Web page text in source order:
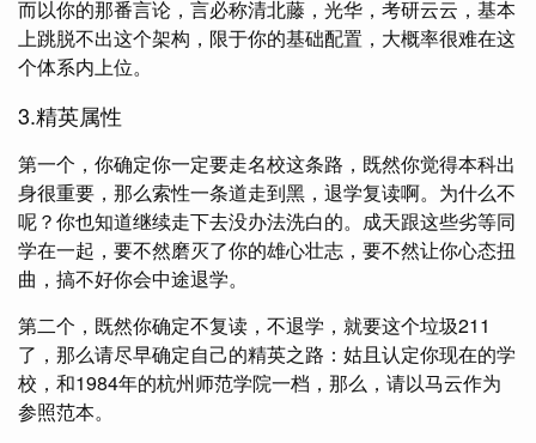
而以你的那番言论，言必称清北藤，光华，考研云云，基本
上跳脱不出这个架构，限于你的基础配置，大概率很难在这
个体系内上位。
3.精英属性
第一个，你确定你一定要走名校这条路，既然你觉得本科出
身很重要，那么索性一条道走到黑，退学复读啊。为什么不
呢？你也知道继续走下去没办法洗白的。成天跟这些劣等同
学在一起，要不然磨灭了你的雄心壮志，要不然让你心态扭
曲，搞不好你会中途退学。
第二个，既然你确定不复读，不退学，就要这个垃圾211
了，那么请尽早确定自己的精英之路：姑且认定你现在的学
校，和1984年的杭州师范学院一档，那么，请以马云作为
参照范本。